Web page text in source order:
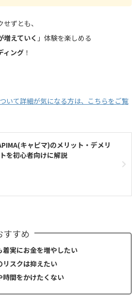
ずとも、
増えていく 」体験を楽しめる
ィング ！
いて詳細が気になる方は、こちらをご覧
キャピマ)のメリット・デメリ
を初心者向けに解説
すすめ
着実にお金を増やしたい
リスクは抑えたい
時間をかけたくない